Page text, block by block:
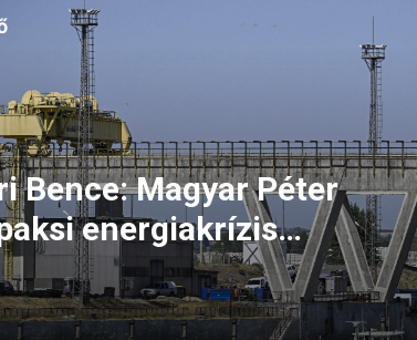
Bence: Magyar Péter
energiakrízis
rémhírterjesztője